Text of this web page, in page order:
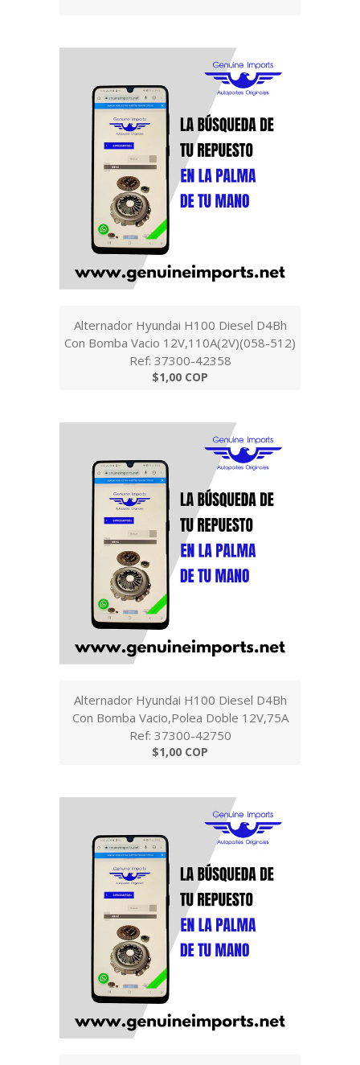
Alternador Hyundai H100 Diesel D4Bh
Con Bomba Vacio 12V,110A(2V)(058-512)
Ref: 37300-42358
$1,00 COP
Alternador Hyundai H100 Diesel D4Bh
Con Bomba Vacio,Polea Doble 12V,75A
Ref: 37300-42750
$1,00 COP